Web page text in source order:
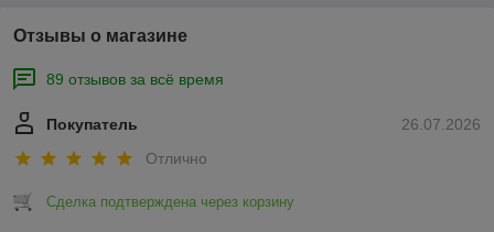
Отзывы о магазине
89 отзывов за всё время
26.07.2026
Покупатель
Отлично
Сделка подтверждена через корзину